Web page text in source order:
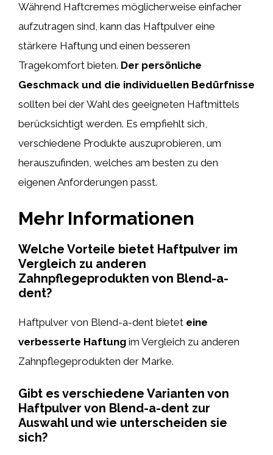
Während Haftcremes möglicherweise einfacher
aufzutragen sind, kann das Haftpulver eine
stärkere Haftung und einen besseren
Tragekomfort bieten. Der persönliche
Geschmack und die individuellen Bedürfnisse
sollten bei der Wahl des geeigneten Haftmittels
berücksichtigt werden. Es empfiehlt sich,
verschiedene Produkte auszuprobieren, um
herauszufinden, welches am besten zu den
eigenen Anforderungen passt.
Mehr Informationen
Welche Vorteile bietet Haftpulver im
Vergleich zu anderen
Zahnpflegeprodukten von Blend-a-
dent?
Haftpulver von Blend-a-dent bietet eine
verbesserte Haftung im Vergleich zu anderen
Zahnpflegeprodukten der Marke.
Gibt es verschiedene Varianten von
Haftpulver von Blend-a-dent zur
Auswahl und wie unterscheiden sie
sich?